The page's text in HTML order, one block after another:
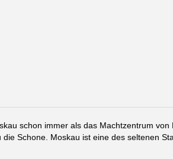
schon immer als das Machtzentrum
Schone. Moskau ist eine des seltenen